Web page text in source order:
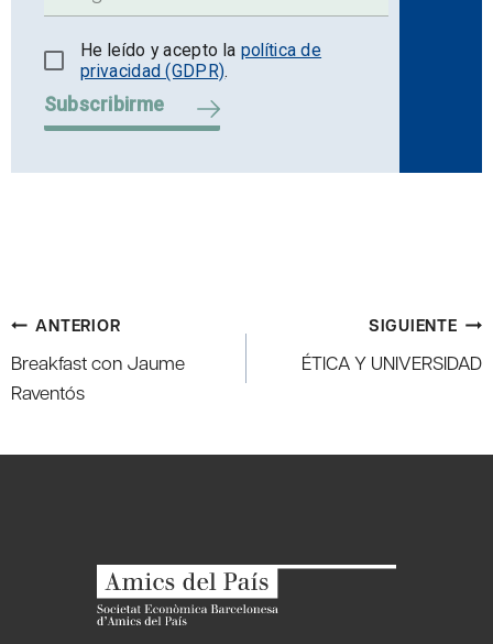
He leído y acepto la política de
privacidad (GDPR).
Subscribirme
Navegación
de
entradas
ANTERIOR
Breakfast con Jaume
Raventós
SIGUIENTE
ÉTICA Y UNIVERSIDAD